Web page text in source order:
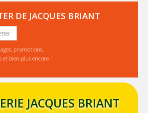
DE JACQUES BRIANT
promotions,
et bien plus encore !
JACQUES BRIANT